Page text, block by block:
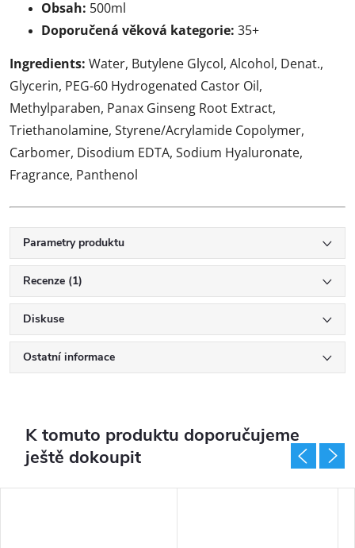
Obsah: 500ml
Doporučená věková kategorie: 35+
Ingredients: Water, Butylene Glycol, Alcohol, Denat.,
Glycerin, PEG-60 Hydrogenated Castor Oil,
Methylparaben, Panax Ginseng Root Extract,
Triethanolamine, Styrene/Acrylamide Copolymer,
Carbomer, Disodium EDTA, Sodium Hyaluronate,
Fragrance, Panthenol
Parametry produktu
Recenze (1)
Diskuse
Ostatní informace
K tomuto produktu doporučujeme
ještě dokoupit